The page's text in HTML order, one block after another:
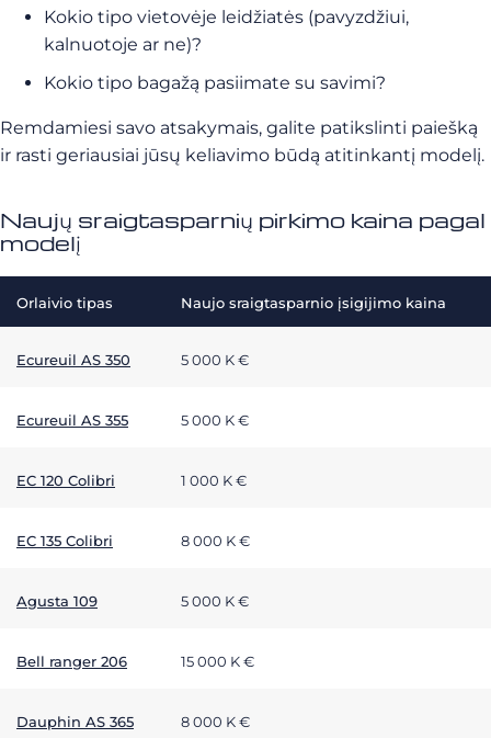
Kokio tipo vietovėje leidžiatės (pavyzdžiui,
kalnuotoje ar ne)?
Kokio tipo bagažą pasiimate su savimi?
Remdamiesi savo atsakymais, galite patikslinti paiešką
ir rasti geriausiai jūsų keliavimo būdą atitinkantį modelį.
Naujų sraigtasparnių pirkimo kaina pagal
modelį
Orlaivio tipas Naujo sraigtasparnio įsigijimo kaina
Ecureuil AS 350 5 000 K €
Ecureuil AS 355 5 000 K €
EC 120 Colibri 1 000 K €
EC 135 Colibri 8 000 K €
Agusta 109 5 000 K €
Bell ranger 206 15 000 K €
Dauphin AS 365 8 000 K €